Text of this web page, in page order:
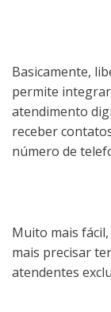
Basicamente,
permite
atendimento
receber
número de
Muito mais fácil,
mais precisar
atendentes